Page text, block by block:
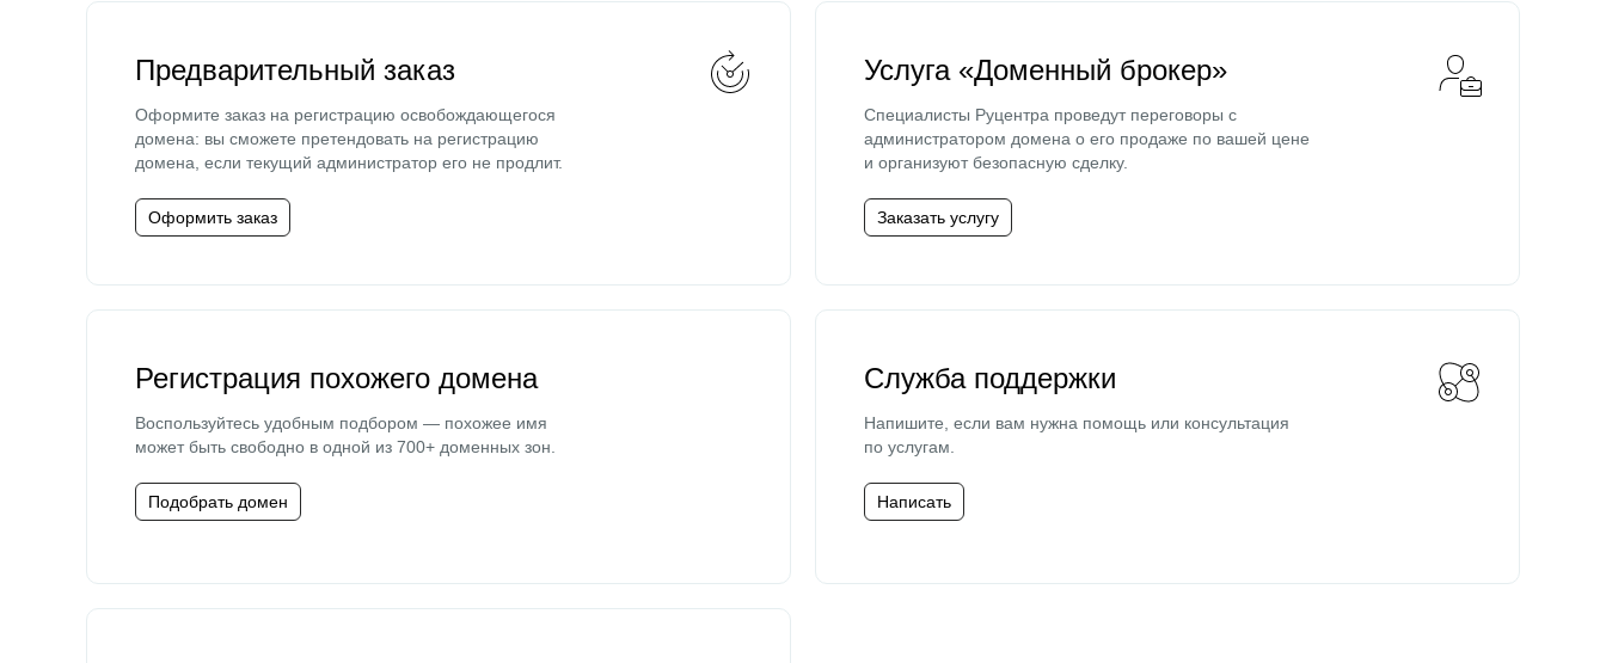
Предварительный заказ
Оформите заказ на регистрацию освобождающегося
домена: вы сможете претендовать на регистрацию
домена, если текущий администратор его не продлит.
Оформить заказ
Услуга «Доменный брокер»
Специалисты Руцентра проведут переговоры с
администратором домена о его продаже по вашей цене
и организуют безопасную сделку.
Заказать услугу
Регистрация похожего домена
Воспользуйтесь удобным подбором — похожее имя
может быть свободно в одной из 700+ доменных зон.
Подобрать домен
Служба поддержки
Напишите, если вам нужна помощь или консультация
по услугам.
Написать